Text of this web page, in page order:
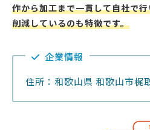
作から加工まで一貫して自社で
削減しているのも特徴です。
企業情報
住所：和歌山県 和歌山市梶